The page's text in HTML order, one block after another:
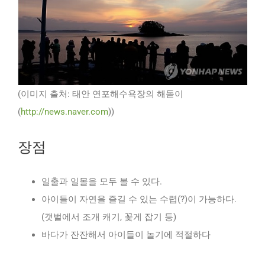
(이미지 출처: 태안 연포해수욕장의 해돋이
(http://news.naver.com))
장점
일출과 일몰을 모두 볼 수 있다.
아이들이 자연을 즐길 수 있는 수렵(?)이 가능하다.
(갯벌에서 조개 캐기, 꽃게 잡기 등)
바다가 잔잔해서 아이들이 놀기에 적절하다